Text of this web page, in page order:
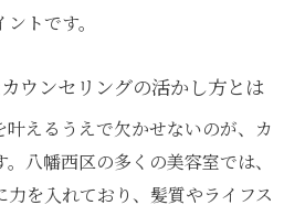
トです。
ウンセリングの活かし方とは
えるうえで欠かせないのが、カ
八幡西区の多くの美容室では、
を入れており、髪質やライフス